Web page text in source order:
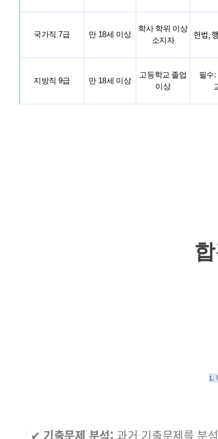
국가직 7급 만 18세 이상
학사 학위 이상
소지자
헌법,
지방직 9급 만 18세 이상
고등학교 졸업
이상
필수:
1.
✔ 기출문제 분석: 과거 기출문제를 분